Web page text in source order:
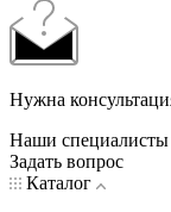
Нужна
Наши специалисты
Задать вопрос
Каталог